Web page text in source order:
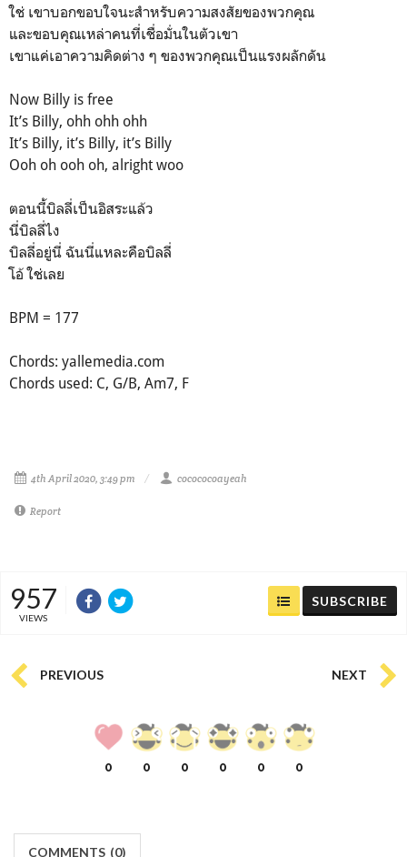
ใช่ เขาบอกขอบใจนะสำหรับความสงสัยของพวกคุณ
และขอบคุณเหล่าคนที่เชื่อมั่นในตัวเขา
เขาแค่เอาความคิดต่าง ๆ ของพวกคุณเป็นแรงผลักดัน
Now Billy is free
It’s Billy, ohh ohh ohh
It’s Billy, it’s Billy, it’s Billy
Ooh oh ooh oh, alright woo
ตอนนี้บิลลี่เป็นอิสระแล้ว
นี่บิลลี่ไง
บิลลี่อยู่นี่ ฉันนี่แหละคือบิลลี่
โอ้ ใช่เลย
BPM = 177
Chords: yallemedia.com
Chords used: C, G/B, Am7, F
4th April 2020, 3:49 pm cocococoayeah
Report
957
VIEWS
SUBSCRIBE
PREVIOUS NEXT
0 0 0 0 0 0
COMMENTS (0)